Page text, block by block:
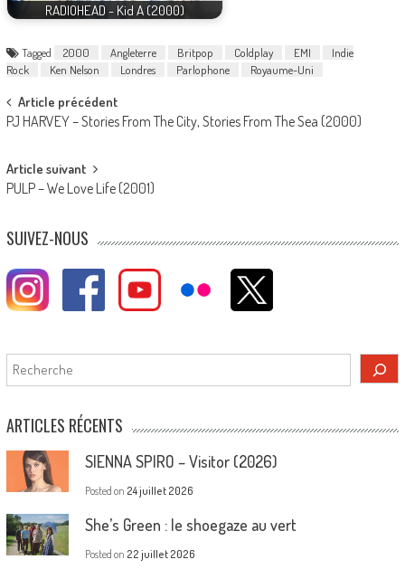
RADIOHEAD - Kid A (2000)
Tagged 2000 Angleterre Britpop Coldplay EMI
Indie
Rock
Ken Nelson Londres Parlophone Royaume-Uni
Post
navigation
Article précédent
PJ HARVEY – Stories From The City, Stories From The Sea (2000)
Article suivant
PULP – We Love Life (2001)
SUIVEZ-NOUS
Rechercher
ARTICLES RÉCENTS
SIENNA SPIRO – Visitor (2026)
Posted on 24 juillet 2026
She’s Green : le shoegaze au vert
Posted on 22 juillet 2026